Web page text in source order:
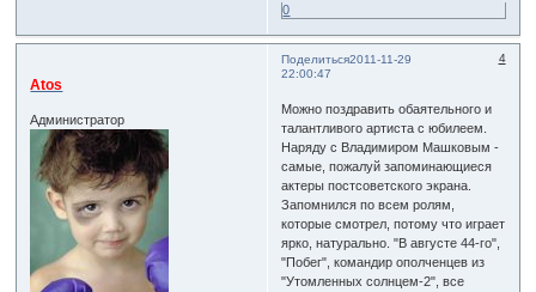
0
Поделиться 4
2011-11-29
22:00:47
Atos
Администратор
Можно поздравить обаятельного и
талантливого артиста с юбилеем.
Наряду с Владимиром Машковым -
самые, пожалуй запоминающиеся
актеры постсоветского экрана.
Запомнился по всем ролям,
которые смотрел, потому что играет
ярко, натурально. "В августе 44-го",
"Побег", командир ополченцев из
"Утомленных солнцем-2", все